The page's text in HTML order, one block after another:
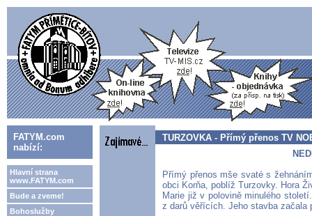
FATYM.com
nabízí:
Hlavní strana
www.FATYM.com
Bude a zveme!
Bohoslužby
TURZOVKA - Přímý přenos TV
Přímý přenos mše svaté s
obci Korňa, poblíž Turzovky. Hora
Marie již v polovině minulého
z darů věřících. Jeho stavba začala